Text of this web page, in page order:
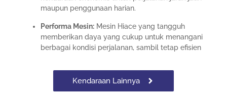
maupun penggunaan harian.
Performa Mesin: Mesin Hiace yang tangguh
memberikan daya yang cukup untuk menangani
berbagai kondisi perjalanan, sambil tetap efisien
Kendaraan Lainnya